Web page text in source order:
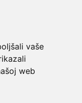
vaše
web